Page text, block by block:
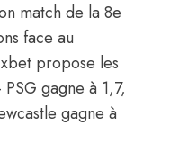
match de la 8e
face au
propose les
gagne à 1,7,
gagne à